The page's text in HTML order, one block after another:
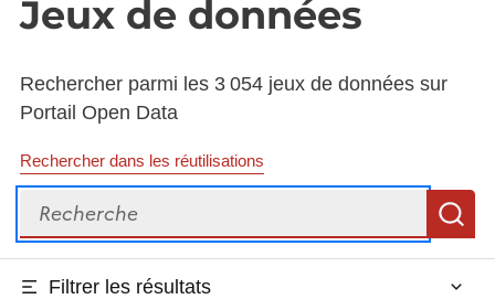
Jeux de données
Rechercher parmi les 3 054 jeux de données sur
Portail Open Data
Rechercher dans les réutilisations
Recherche
Filtrer les résultats